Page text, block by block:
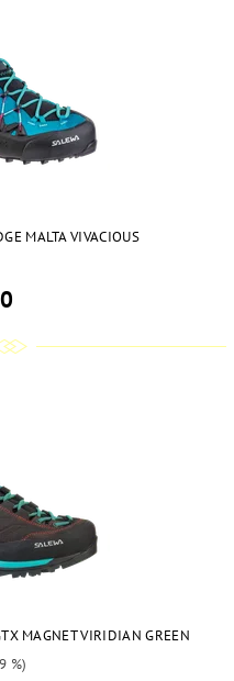
MALTA VIVACIOUS
MAGNET VIRIDIAN GREEN
%)